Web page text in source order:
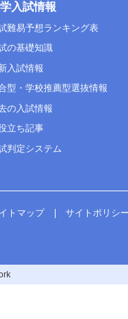
入試情報
難易予想ランキング表
の基礎知識
入試情報
型・学校推薦型選抜情報
の入試情報
立ち記事
判定システム
トマップ サイトポリシー